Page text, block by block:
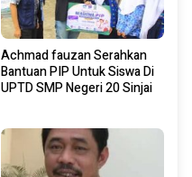
Achmad fauzan Serahkan
Bantuan PIP Untuk Siswa Di
UPTD SMP Negeri 20 Sinjai